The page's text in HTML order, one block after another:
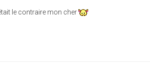
le contraire mon cher